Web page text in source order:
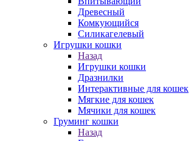
Древесный
Комкующийся
Силикагелевый
Игрушки кошки
Назад
Игрушки кошки
Дразнилки
Интерактивные для кошек
Мягкие для кошек
Мячики для кошек
Груминг кошки
Назад